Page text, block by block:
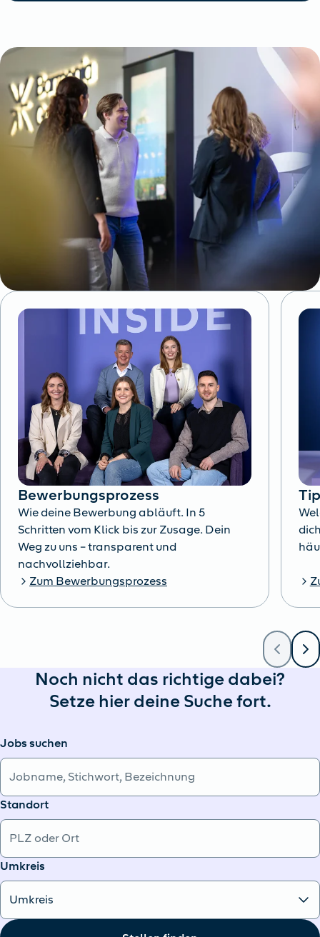
Bewerbungsprozess
Wie deine Bewerbung abläuft. In 5
Schritten vom Klick bis zur Zusage. Dein
Weg zu uns – transparent und
nachvollziehbar.
Zum Bewerbungsprozess
Noch nicht das richtige dabei?
Setze hier deine Suche fort.
Jobs suchen
Standort
Umkreis